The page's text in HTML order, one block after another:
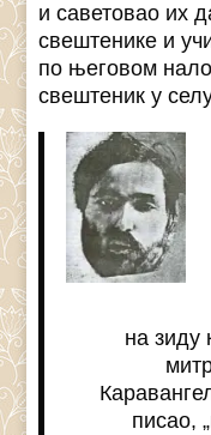
и саветовао их
свештенике и
по његовом
свештеник у
на зиду
писао,